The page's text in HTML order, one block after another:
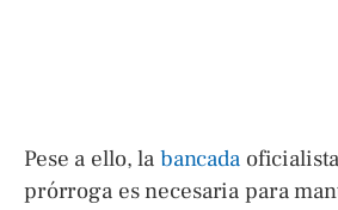
Pese a ello, la bancada
prórroga es necesaria para